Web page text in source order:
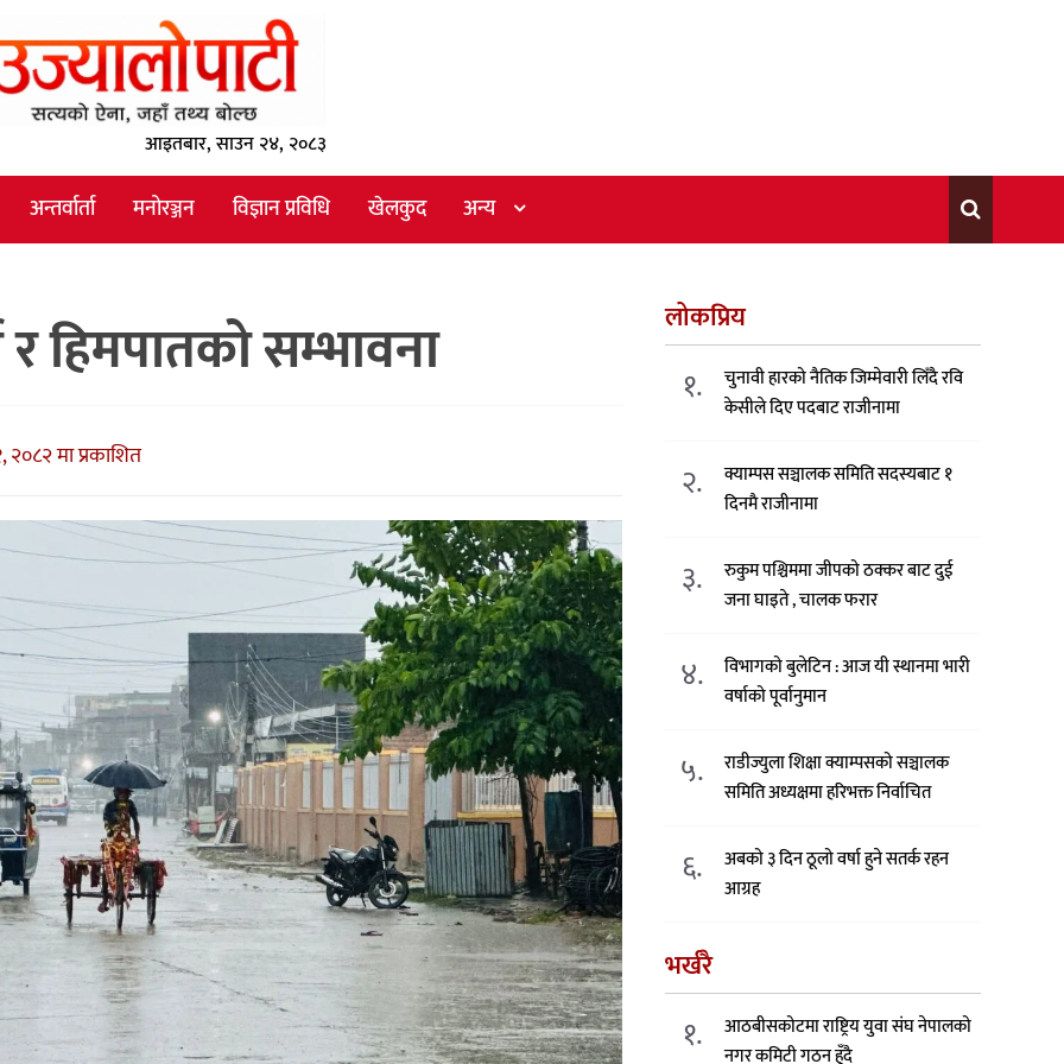
आइतबार, साउन २४, २०८३
अन्तर्वार्ता मनोरञ्जन विज्ञान प्रविधि खेलकुद अन्य
हिमपातको सम्भावना
मा प्रकाशित
लोकप्रिय
१.
चुनावी हारको नैतिक जिम्मेवारी लिँदै रवि
केसीले दिए पदबाट राजीनामा
२.
क्याम्पस सञ्चालक समिति सदस्यबाट १
दिनमै राजीनामा
३.
रुकुम पश्चिममा जीपको ठक्कर बाट दुई
जना घाइते , चालक फरार
४.
विभागको बुलेटिन : आज यी स्थानमा भारी
वर्षाको पूर्वानुमान
५.
राडीज्युला शिक्षा क्याम्पसको सञ्चालक
समिति अध्यक्षमा हरिभक्त निर्वाचित
६.
अबको ३ दिन ठूलो वर्षा हुने सतर्क रहन
आग्रह
भर्खरै
१.
आठबीसकोटमा राष्ट्रिय युवा संघ नेपालको
नगर कमिटी गठन हुँदै